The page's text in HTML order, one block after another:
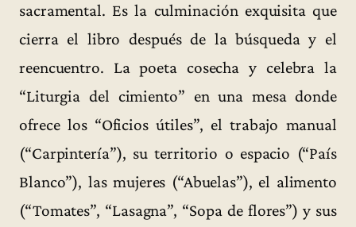
sacramental. Es la culminación exquisita que
cierra el libro después de la búsqueda y el
reencuentro. La poeta cosecha y celebra la
“Liturgia del cimiento” en una mesa donde
ofrece los “Oficios útiles”, el trabajo manual
(“Carpintería”), su territorio o espacio (“País
Blanco”), las mujeres (“Abuelas”), el alimento
(“Tomates”, “Lasagna”, “Sopa de flores”) y sus